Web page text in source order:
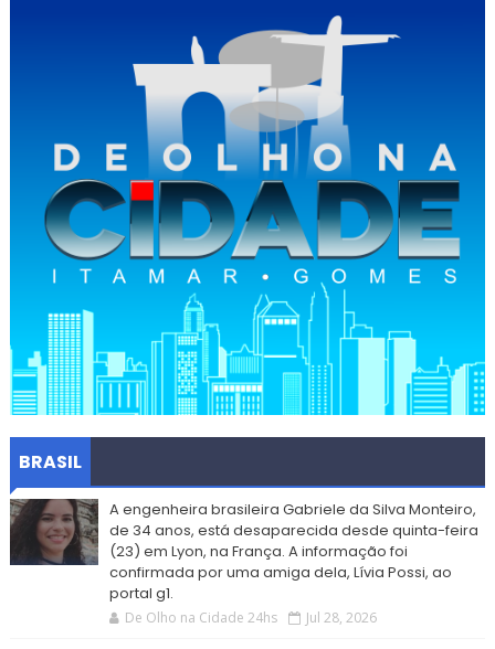
BRASIL
A engenheira brasileira Gabriele da Silva Monteiro,
de 34 anos, está desaparecida desde quinta-feira
(23) em Lyon, na França. A informação foi
confirmada por uma amiga dela, Lívia Possi, ao
portal g1.
De Olho na Cidade 24hs Jul 28, 2026